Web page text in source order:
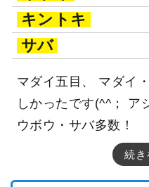
キントキ
サバ
マダイ五目、 マダイ
しかったです(^^； ア
ウボウ・サバ多数！
続き